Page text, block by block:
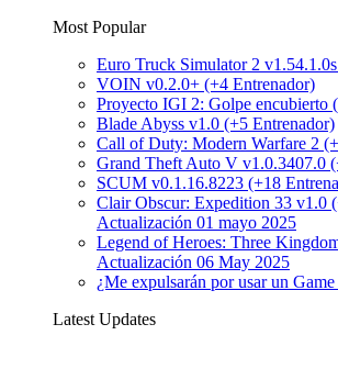
Most Popular
Euro Truck Simulator 2
VOIN v0.2.0+ (+4 Entrenador)
Proyecto IGI 2: Golpe encubierto
Blade Abyss v1.0 (+5 Entrenador)
Call of Duty: Modern Warfare 2
Grand Theft Auto V v1.0.3407.0
SCUM v0.1.16.8223 (+18
Clair Obscur: Expedition 33 v1.0
Actualización 01 mayo 2025
Legend of Heroes: Three
Actualización 06 May 2025
¿Me expulsarán por usar un
Latest Updates